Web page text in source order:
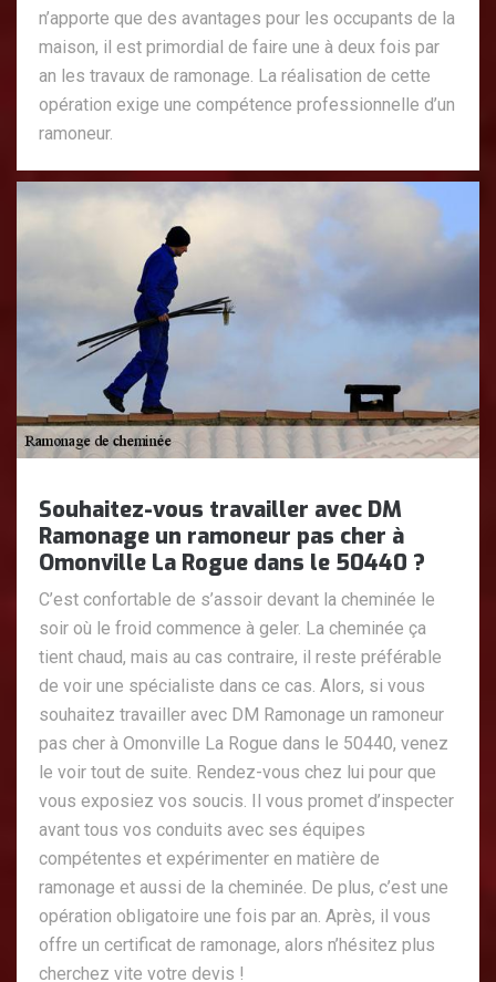
n’apporte que des avantages pour les occupants de la
maison, il est primordial de faire une à deux fois par
an les travaux de ramonage. La réalisation de cette
opération exige une compétence professionnelle d’un
ramoneur.
Souhaitez-vous travailler avec DM
Ramonage un ramoneur pas cher à
Omonville La Rogue dans le 50440 ?
C’est confortable de s’assoir devant la cheminée le
soir où le froid commence à geler. La cheminée ça
tient chaud, mais au cas contraire, il reste préférable
de voir une spécialiste dans ce cas. Alors, si vous
souhaitez travailler avec DM Ramonage un ramoneur
pas cher à Omonville La Rogue dans le 50440, venez
le voir tout de suite. Rendez-vous chez lui pour que
vous exposiez vos soucis. Il vous promet d’inspecter
avant tous vos conduits avec ses équipes
compétentes et expérimenter en matière de
ramonage et aussi de la cheminée. De plus, c’est une
opération obligatoire une fois par an. Après, il vous
offre un certificat de ramonage, alors n’hésitez plus
cherchez vite votre devis !